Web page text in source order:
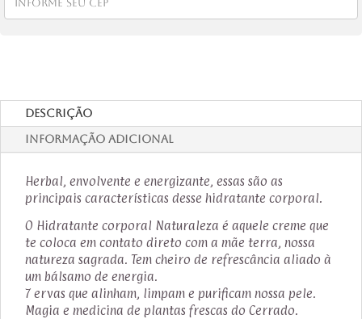
Descrição
Informação adicional
Herbal, envolvente e energizante, essas são as
principais características desse hidratante corporal.
O Hidratante corporal Naturaleza é aquele creme que
te coloca em contato direto com a mãe terra, nossa
natureza sagrada. Tem cheiro de refrescância aliado à
um bálsamo de energia.
7 ervas que alinham, limpam e purificam nossa pele.
Magia e medicina de plantas frescas do Cerrado.